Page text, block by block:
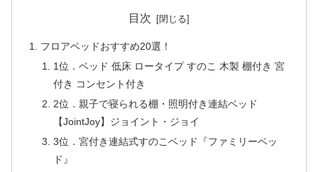
目次
フロアベッドおすすめ20選！
1位．ベッド 低床 ロータイプ すのこ 木製 棚付き 宮
付き コンセント付き
2位．親子で寝られる棚・照明付き連結ベッド
【JointJoy】ジョイント・ジョイ
3位．宮付き連結式すのこベッド『ファミリーベッ
ド』